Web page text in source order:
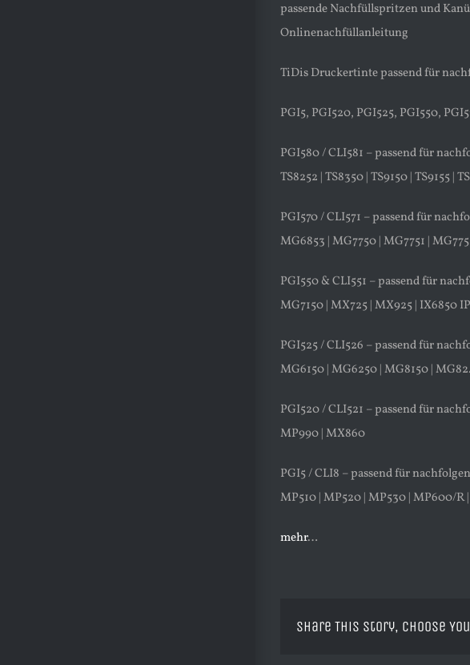
passende Nachfüllspritzen und
Onlinenachfüllanleitung
TiDis Druckertinte passend für
PGI5, PGI520, PGI525, PGI550,
PGI580 / CLI581 – passend für
TS8252 | TS8350 | TS9150 | TS9155 |
PGI570 / CLI571 – passend für
MG6853 | MG7750 | MG7751 |
PGI550 & CLI551 – passend für
MG7150 | MX725 | MX925 | IX6850
PGI525 / CLI526 – passend für
MG6150 | MG6250 | MG8150 |
PGI520 / CLI521 – passend für
MP990 | MX860
PGI5 / CLI8 – passend für
MP510 | MP520 | MP530 | MP600/
mehr…
Share This Story, Choose